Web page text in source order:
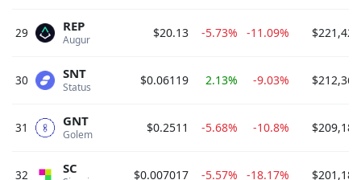
29 Augur
REP $20.13 -5.73% -11.09%
30 Status
SNT $0.06119 2.13% -9.03%
31 Golem
GNT $0.2511 -5.68% -10.8%
32 SC $0.007017 -5.57% -18.17%